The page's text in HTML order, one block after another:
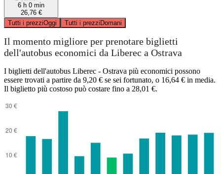
6 h 0 min
26,76 €
Tutti i prezziOggi Tutti i prezziDomani
Il momento migliore per prenotare biglietti
dell'autobus economici da Liberec a Ostrava
I biglietti dell'autobus Liberec - Ostrava più economici possono
essere trovati a partire da 9,20 € se sei fortunato, o 16,64 € in media.
Il biglietto più costoso può costare fino a 28,01 €.